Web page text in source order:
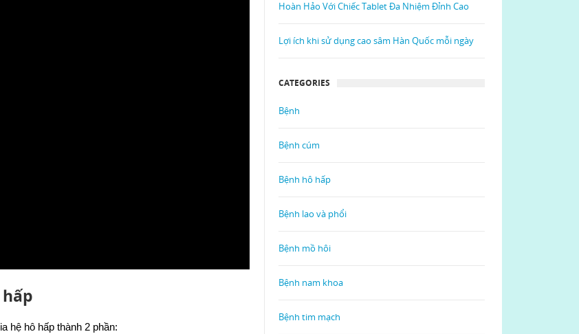
hệ hô hấp thành 2 phần:
Hoàn Hảo Với Chiếc Tablet Đa Nhiệm Đỉnh Cao
Lợi ích khi sử dụng cao sâm Hàn Quốc mỗi ngày
CATEGORIES
Bệnh
Bệnh cúm
Bệnh hô hấp
Bệnh lao và phổi
Bệnh mồ hôi
Bệnh nam khoa
Bệnh tim mạch